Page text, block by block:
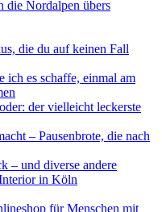
die Nordalpen übers
die du auf keinen Fall
ich es schaffe, einmal am
der vielleicht leckerste
– Pausenbrote, die nach
– und diverse andere
in Köln
für Menschen mit